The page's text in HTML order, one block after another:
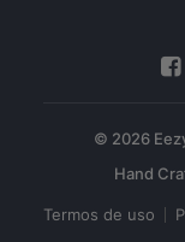
© 2026
Termos de uso